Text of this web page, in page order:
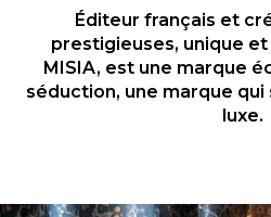
Éditeur français et
prestigieuses, unique
MISIA, est une marque
séduction, une marque
luxe.